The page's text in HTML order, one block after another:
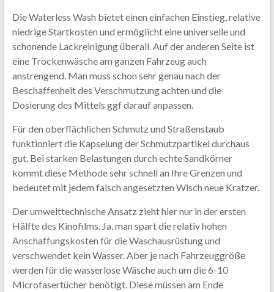
Die Waterless Wash bietet einen einfachen Einstieg, relative
niedrige Startkosten und ermöglicht eine universelle und
schonende Lackreinigung überall. Auf der anderen Seite ist
eine Trockenwäsche am ganzen Fahrzeug auch
anstrengend. Man muss schon sehr genau nach der
Beschaffenheit des Verschmutzung achten und die
Dosierung des Mittels ggf darauf anpassen.
Für den oberflächlichen Schmutz und Straßenstaub
funktioniert die Kapselung der Schmutzpartikel durchaus
gut. Bei starken Belastungen durch echte Sandkörner
kommt diese Methode sehr schnell an Ihre Grenzen und
bedeutet mit jedem falsch angesetzten Wisch neue Kratzer.
Der umwelttechnische Ansatz zieht hier nur in der ersten
Hälfte des Kinofilms. Ja, man spart die relativ hohen
Anschaffungskosten für die Waschausrüstung und
verschwendet kein Wasser. Aber je nach Fahrzeuggröße
werden für die wasserlose Wäsche auch um die 6-10
Microfasertücher benötigt. Diese müssen am Ende